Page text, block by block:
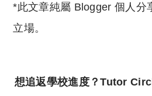
*此文章純屬 Blogger 個人分
立場。
想追返學校進度？Tutor